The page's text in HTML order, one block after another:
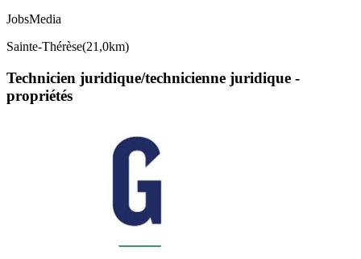
JobsMedia
Sainte-Thérèse(21,0km)
Technicien juridique/technicienne juridique -
propriétés